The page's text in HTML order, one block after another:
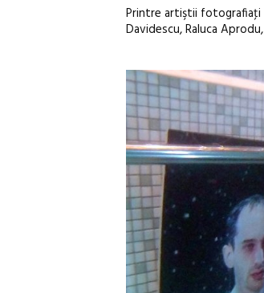
Printre artiştii fotografiaţi
Davidescu, Raluca